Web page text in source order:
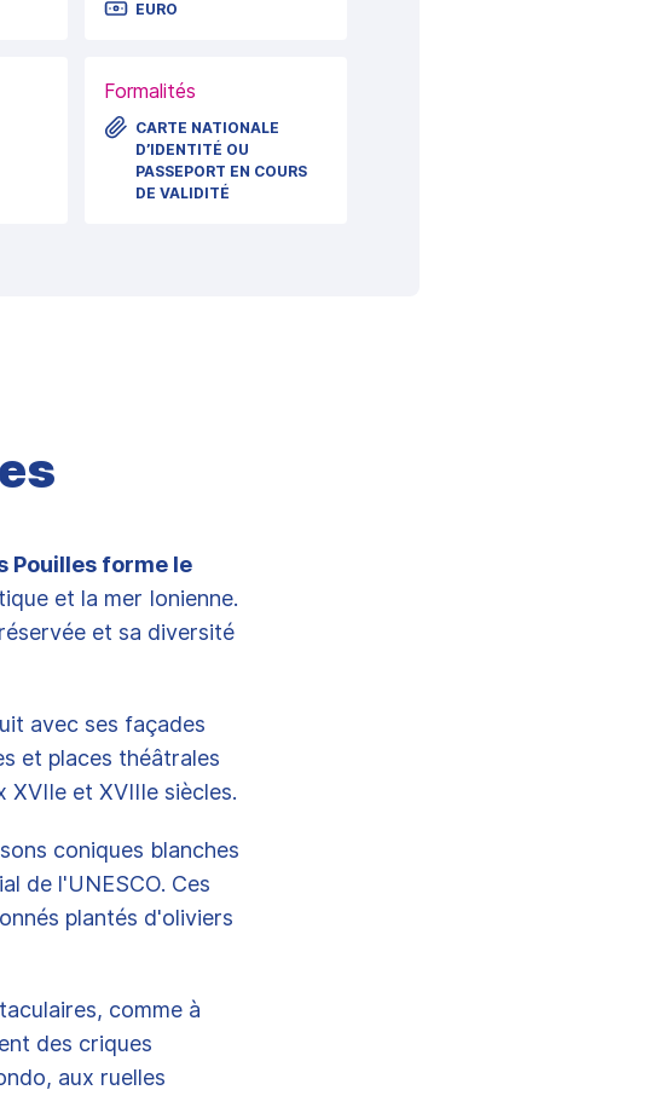
EURO
Formalités
CARTE NATIONALE
D’IDENTITÉ OU
PASSEPORT EN COURS
DE VALIDITÉ
Pouilles forme le
et la mer Ionienne.
et sa diversité
avec ses façades
et places théâtrales
et XVIIIe siècles.
coniques blanches
de l'UNESCO. Ces
plantés d'oliviers
comme à
des criques
aux ruelles